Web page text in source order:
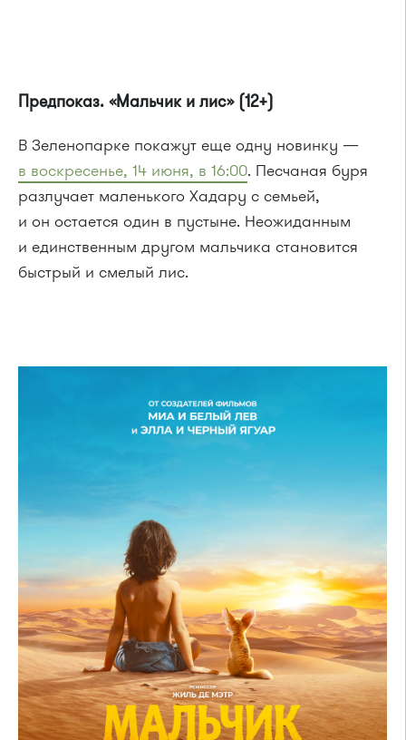
Предпоказ. «Мальчик и лис» (12+)
В Зеленопарке покажут еще одну новинку —
в воскресенье, 14 июня, в 16:00. Песчаная буря
разлучает маленького Хадару с семьей,
и он остается один в пустыне. Неожиданным
и единственным другом мальчика становится
быстрый и смелый лис.